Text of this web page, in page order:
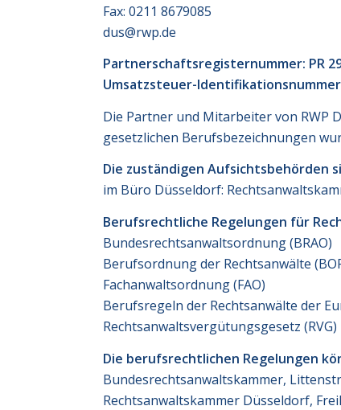
Fax: 0211 8679085
dus@rwp.de
Partnerschaftsregisternummer: PR
Umsatzsteuer-Identifikationsnummer:
Die Partner und Mitarbeiter von RWP
gesetzlichen Berufsbezeichnungen
Die zuständigen Aufsichtsbehörden
im Büro Düsseldorf:
Berufsrechtliche Regelungen für
Bundesrechtsanwaltsordnung (BRAO)
Berufsordnung der Rechtsanwälte
Fachanwaltsordnung (FAO)
Berufsregeln der Rechtsanwälte der
Rechtsanwaltsvergütungsgesetz (RVG)
Die berufsrechtlichen Regelungen
Bundesrechtsanwaltskammer,
Rechtsanwaltskammer Düsseldorf,